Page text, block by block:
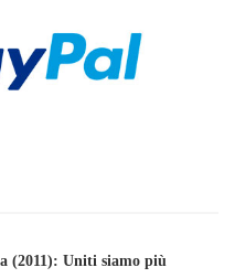
(2011): Uniti siamo più